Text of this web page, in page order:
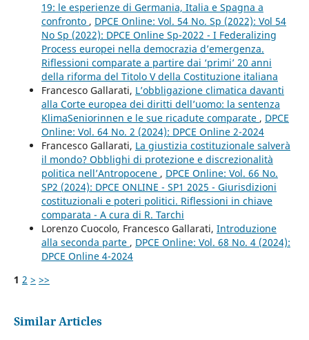
19: le esperienze di Germania, Italia e Spagna a
confronto , DPCE Online: Vol. 54 No. Sp (2022): Vol 54
No Sp (2022): DPCE Online Sp-2022 - I Federalizing
Process europei nella democrazia d’emergenza.
Riflessioni comparate a partire dai ‘primi’ 20 anni
della riforma del Titolo V della Costituzione italiana
Francesco Gallarati, L’obbligazione climatica davanti
alla Corte europea dei diritti dell’uomo: la sentenza
KlimaSeniorinnen e le sue ricadute comparate , DPCE
Online: Vol. 64 No. 2 (2024): DPCE Online 2-2024
Francesco Gallarati, La giustizia costituzionale salverà
il mondo? Obblighi di protezione e discrezionalità
politica nell’Antropocene , DPCE Online: Vol. 66 No.
SP2 (2024): DPCE ONLINE - SP1 2025 - Giurisdizioni
costituzionali e poteri politici. Riflessioni in chiave
comparata - A cura di R. Tarchi
Lorenzo Cuocolo, Francesco Gallarati, Introduzione
alla seconda parte , DPCE Online: Vol. 68 No. 4 (2024):
DPCE Online 4-2024
1 2 > >>
Similar Articles